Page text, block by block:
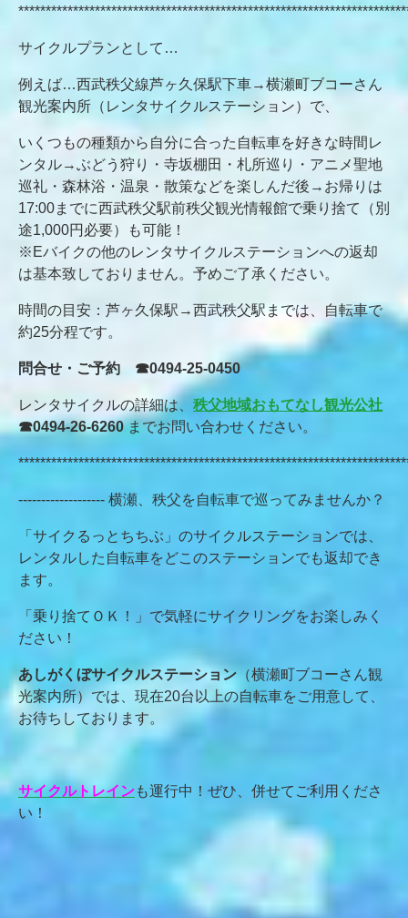
サイクルプランとして…
例えば…西武秩父線芦ヶ久保駅下車→横瀬町ブコーさん
観光案内所（レンタサイクルステーション）で、
いくつもの種類から自分に合った自転車を好きな時間レ
ンタル→ぶどう狩り・寺坂棚田・札所巡り・アニメ聖地
巡礼・森林浴・温泉・散策などを楽しんだ後→お帰りは
17:00までに西武秩父駅前秩父観光情報館で乗り捨て（別
途1,000円必要）も可能！
※Eバイクの他のレンタサイクルステーションへの返却
は基本致しておりません。予めご了承ください。
時間の目安：芦ヶ久保駅→西武秩父駅までは、自転車で
約25分程です。
問合せ・ご予約 ☎0494‐25‐0450
レンタサイクルの詳細は、 秩父地域おもてなし観光公社
☎0494-26-6260までお問い合わせください。
------------------- 横瀬、秩父を自転車で巡ってみませんか？
「サイクるっとちちぶ」のサイクルステーションでは、
レンタルした自転車をどこのステーションでも返却でき
ます。
「乗り捨てＯＫ！」で気軽にサイクリングをお楽しみく
ださい！
あしがくぼサイクルステーション （横瀬町ブコーさん観
光案内所）では、現在20台以上の自転車をご用意して、
お待ちしております。
サイクルトレインも運行中！ぜひ、併せてご利用くださ
い！